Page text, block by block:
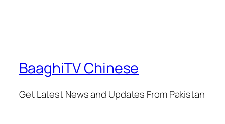
BaaghiTV Chinese
Get Latest News and Updates From Pakistan